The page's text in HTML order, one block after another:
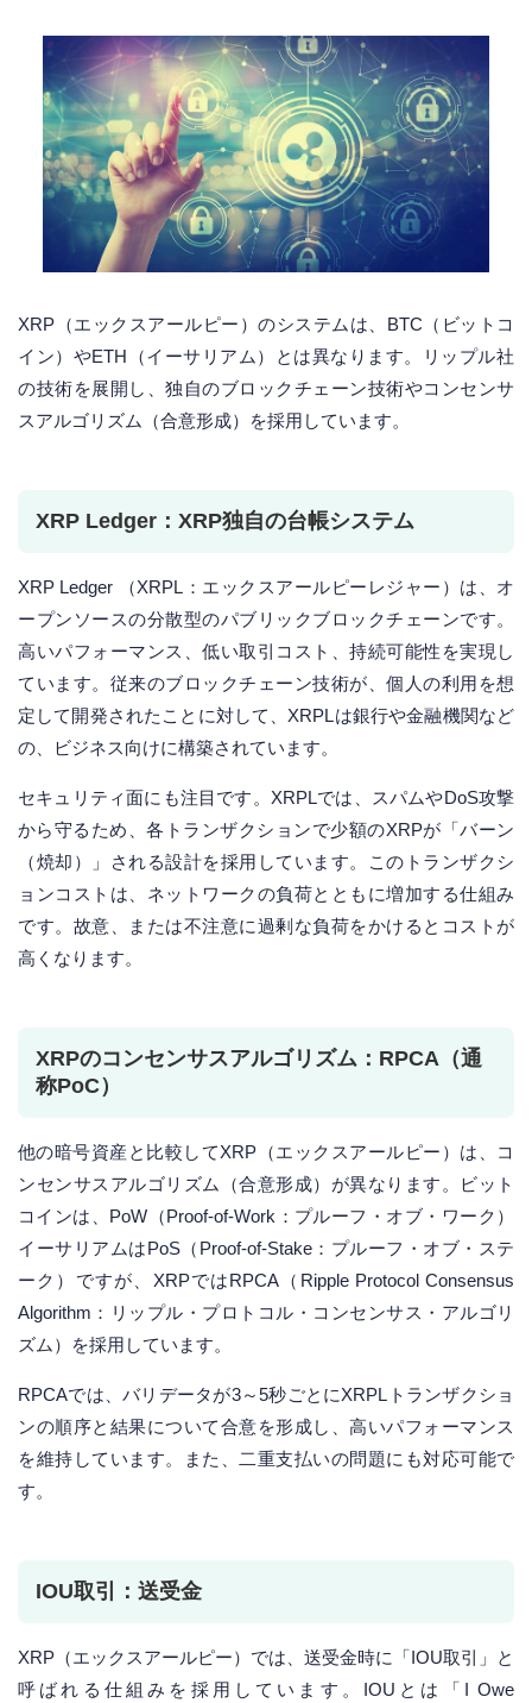
XRP（エックスアールピー）のシステムは、BTC（ビットコ
イン）やETH（イーサリアム）とは異なります。リップル社
の技術を展開し、独自のブロックチェーン技術やコンセンサ
スアルゴリズム（合意形成）を採用しています。
XRP Ledger：XRP独自の台帳システム
XRP Ledger （XRPL：エックスアールピーレジャー）は、オ
ープンソースの分散型のパブリックブロックチェーンです。
高いパフォーマンス、低い取引コスト、持続可能性を実現し
ています。従来のブロックチェーン技術が、個人の利用を想
定して開発されたことに対して、XRPLは銀行や金融機関など
の、ビジネス向けに構築されています。
セキュリティ面にも注目です。XRPLでは、スパムやDoS攻撃
から守るため、各トランザクションで少額のXRPが「バーン
（焼却）」される設計を採用しています。このトランザクシ
ョンコストは、ネットワークの負荷とともに増加する仕組み
です。故意、または不注意に過剰な負荷をかけるとコストが
高くなります。
XRPのコンセンサスアルゴリズム：RPCA（通
称PoC）
他の暗号資産と比較してXRP（エックスアールピー）は、コ
ンセンサスアルゴリズム（合意形成）が異なります。ビット
コインは、PoW（Proof-of-Work：プルーフ・オブ・ワーク）
イーサリアムはPoS（Proof-of-Stake：プルーフ・オブ・ステ
ーク）ですが、XRPではRPCA（Ripple Protocol Consensus
Algorithm：リップル・プロトコル・コンセンサス・アルゴリ
ズム）を採用しています。
RPCAでは、バリデータが3～5秒ごとにXRPLトランザクショ
ンの順序と結果について合意を形成し、高いパフォーマンス
を維持しています。また、二重支払いの問題にも対応可能で
す。
IOU取引：送受金
XRP（エックスアールピー）では、送受金時に「IOU取引」と
呼ばれる仕組みを採用しています。IOUとは「I Owe